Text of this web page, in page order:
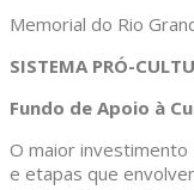
Memorial do Rio
SISTEMA PRÓ-
Fundo de Apoio à
O maior
e etapas que